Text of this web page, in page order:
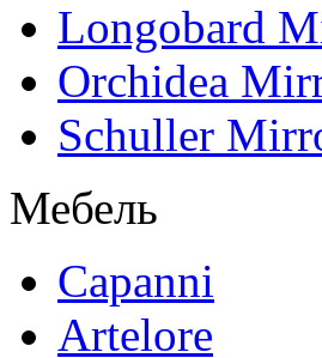
Longobard
Orchidea
Schuller
Мебель
Capanni
Artelore